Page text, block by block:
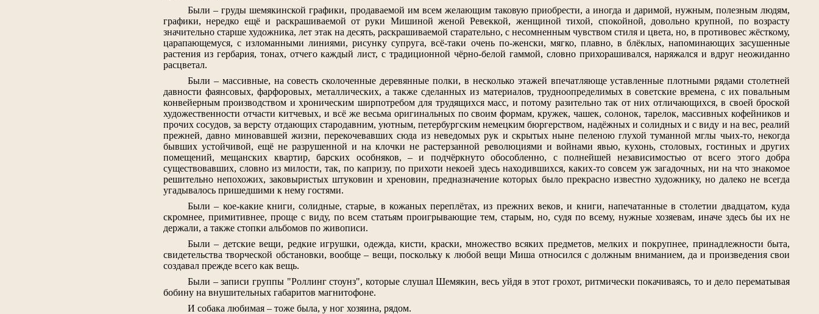
Были – груды шемякинской графики, продаваемой им всем желающим таковую приобрести, а иногда и даримой, нужным, полезным людям,
графики, нередко ещё и раскрашиваемой от руки Мишиной женой Ревеккой, женщиной тихой, спокойной, довольно крупной, по возрасту
значительно старше художника, лет этак на десять, раскрашиваемой старательно, с несомненным чувством стиля и цвета, но, в противовес жёсткому,
царапающемуся, с изломанными линиями, рисунку супруга, всё-таки очень по-женски, мягко, плавно, в блёклых, напоминающих засушенные
растения из гербария, тонах, отчего каждый лист, с традиционной чёрно-белой гаммой, словно прихорашивался, наряжался и вдруг неожиданно
расцветал.
Были – массивные, на совесть сколоченные деревянные полки, в несколько этажей впечатляюще уставленные плотными рядами столетней
давности фаянсовых, фарфоровых, металлических, а также сделанных из материалов, трудноопределимых в советские времена, с их повальным
конвейерным производством и хроническим ширпотребом для трудящихся масс, и потому разительно так от них отличающихся, в своей броской
художественности отчасти китчевых, и всё же весьма оригинальных по своим формам, кружек, чашек, солонок, тарелок, массивных кофейников и
прочих сосудов, за версту отдающих стародавним, уютным, петербургским немецким бюргерством, надёжных и солидных и с виду и на вес, реалий
прежней, давно миновавшей жизни, перекочевавших сюда из неведомых рук и скрытых ныне пеленою глухой туманной мглы чьих-то, некогда
бывших устойчивой, ещё не разрушенной и на клочки не растерзанной революциями и войнами явью, кухонь, столовых, гостиных и других
помещений, мещанских квартир, барских особняков, – и подчёркнуто обособленно, с полнейшей независимостью от всего этого добра
существовавших, словно из милости, так, по капризу, по прихоти некоей здесь находившихся, каких-то совсем уж загадочных, ни на что знакомое
решительно непохожих, заковыристых штуковин и хреновин, предназначение которых было прекрасно известно художнику, но далеко не всегда
угадывалось пришедшими к нему гостями.
Были – кое-какие книги, солидные, старые, в кожаных переплётах, из прежних веков, и книги, напечатанные в столетии двадцатом, куда
скромнее, примитивнее, проще с виду, по всем статьям проигрывающие тем, старым, но, судя по всему, нужные хозяевам, иначе здесь бы их не
держали, а также стопки альбомов по живописи.
Были – детские вещи, редкие игрушки, одежда, кисти, краски, множество всяких предметов, мелких и покрупнее, принадлежности быта,
свидетельства творческой обстановки, вообще – вещи, поскольку к любой вещи Миша относился с должным вниманием, да и произведения свои
создавал прежде всего как вещь.
Были – записи группы "Роллинг стоунз", которые слушал Шемякин, весь уйдя в этот грохот, ритмически покачиваясь, то и дело перематывая
бобину на внушительных габаритов магнитофоне.
И собака любимая – тоже была, у ног хозяина, рядом.